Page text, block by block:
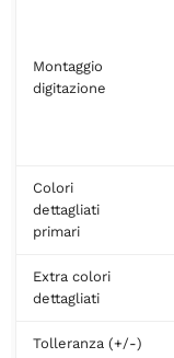
Montaggio
digitazione
Colori
dettagliati
primari
Extra colori
dettagliati
Tolleranza (+/-)